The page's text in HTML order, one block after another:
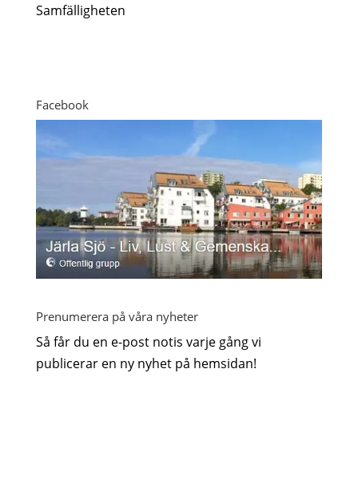
Samfälligheten
Facebook
Prenumerera på våra nyheter
Så får du en e-post notis varje gång vi
publicerar en ny nyhet på hemsidan!